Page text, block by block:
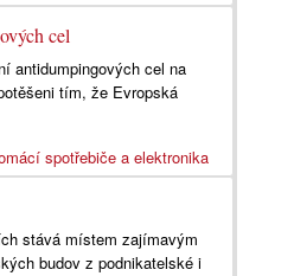
cel
antidumpingových cel na
tím, že Evropská
spotřebiče a elektronika
stává místem zajímavým
budov z podnikatelské i